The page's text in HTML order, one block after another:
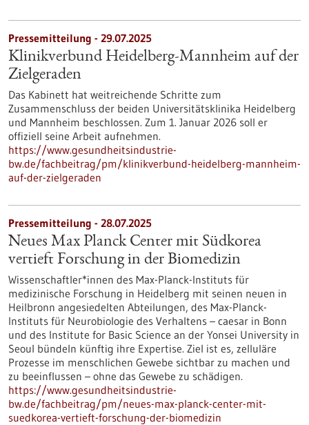
Pressemitteilung - 29.07.2025
Klinikverbund Heidelberg-Mannheim auf der
Zielgeraden
Das Kabinett hat weitreichende Schritte zum
Zusammenschluss der beiden Universitätsklinika Heidelberg
und Mannheim beschlossen. Zum 1. Januar 2026 soll er
offiziell seine Arbeit aufnehmen.
https://www.gesundheitsindustrie-
bw.de/fachbeitrag/pm/klinikverbund-heidelberg-mannheim-
auf-der-zielgeraden
Pressemitteilung - 28.07.2025
Neues Max Planck Center mit Südkorea
vertieft Forschung in der Biomedizin
Wissenschaftler*innen des Max-Planck-Instituts für
medizinische Forschung in Heidelberg mit seinen neuen in
Heilbronn angesiedelten Abteilungen, des Max-Planck-
Instituts für Neurobiologie des Verhaltens – caesar in Bonn
und des Institute for Basic Science an der Yonsei University in
Seoul bündeln künftig ihre Expertise. Ziel ist es, zelluläre
Prozesse im menschlichen Gewebe sichtbar zu machen und
zu beeinflussen – ohne das Gewebe zu schädigen.
https://www.gesundheitsindustrie-
bw.de/fachbeitrag/pm/neues-max-planck-center-mit-
suedkorea-vertieft-forschung-der-biomedizin